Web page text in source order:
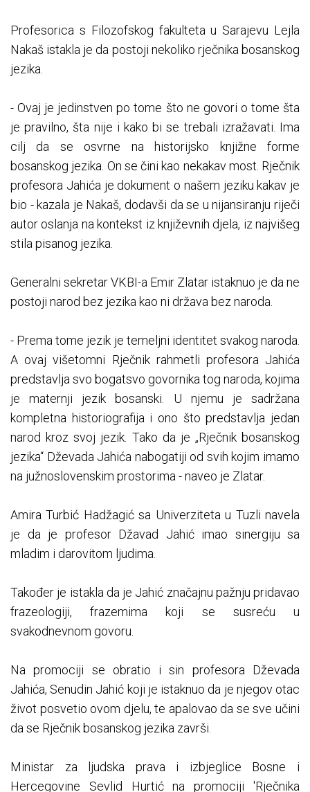
Profesorica s Filozofskog fakulteta u Sarajevu Lejla
Nakaš istakla je da postoji nekoliko rječnika bosanskog
jezika.
- Ovaj je jedinstven po tome što ne govori o tome šta
je pravilno, šta nije i kako bi se trebali izražavati. Ima
cilj da se osvrne na historijsko knjižne forme
bosanskog jezika. On se čini kao nekakav most. Rječnik
profesora Jahića je dokument o našem jeziku kakav je
bio - kazala je Nakaš, dodavši da se u nijansiranju riječi
autor oslanja na kontekst iz književnih djela, iz najvišeg
stila pisanog jezika.
Generalni sekretar VKBI-a Emir Zlatar istaknuo je da ne
postoji narod bez jezika kao ni država bez naroda.
- Prema tome jezik je temeljni identitet svakog naroda.
A ovaj višetomni Rječnik rahmetli profesora Jahića
predstavlja svo bogatsvo govornika tog naroda, kojima
je maternji jezik bosanski. U njemu je sadržana
kompletna historiografija i ono što predstavlja jedan
narod kroz svoj jezik. Tako da je „Rječnik bosanskog
jezika“ Dževada Jahića nabogatiji od svih kojim imamo
na južnoslovenskim prostorima - naveo je Zlatar.
Amira Turbić Hadžagić sa Univerziteta u Tuzli navela
je da je profesor Džavad Jahić imao sinergiju sa
mladim i darovitom ljudima.
Također je istakla da je Jahić značajnu pažnju pridavao
frazeologiji, frazemima koji se susreću u
svakodnevnom govoru.
Na promociji se obratio i sin profesora Dževada
Jahića, Senudin Jahić koji je istaknuo da je njegov otac
život posvetio ovom djelu, te apalovao da se sve učini
da se Rječnik bosanskog jezika završi.
Ministar za ljudska prava i izbjeglice Bosne i
Hercegovine Sevlid Hurtić na promociji 'Rječnika